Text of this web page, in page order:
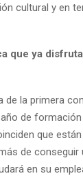
cultural y en
que ya
de la primera
de
que
de conseguir
en su